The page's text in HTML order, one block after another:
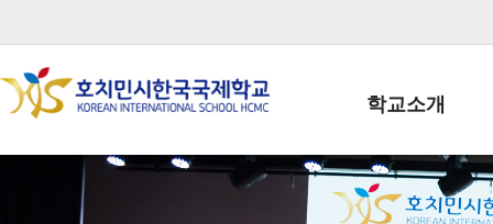
학교소개
학교장인사말
학생회장인사말